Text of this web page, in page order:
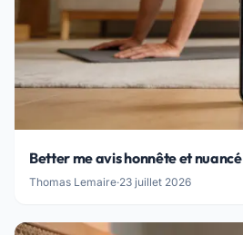
Better me avis honnête et nuancé
Thomas Lemaire·23 juillet 2026